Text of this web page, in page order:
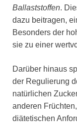
Ballaststoffen.
dazu beitragen,
Besonders der
sie zu einer
Darüber hinaus
der Regulierung
natürlichen
anderen
diätetischen